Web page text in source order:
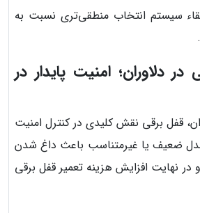
سیستم انتخاب منطقی‌تری نسبت به
دلاوران؛ امنیت پایدار در
قفل برقی نقش کلیدی در کنترل امنیت
ضعیف یا غیرمتناسب باعث داغ شدن
و در نهایت افزایش هزینه تعمیر قفل برقی